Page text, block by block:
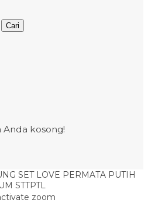
Cari
Anda kosong!
SET LOVE PERMATA PUTIH
STTPTL
zoom